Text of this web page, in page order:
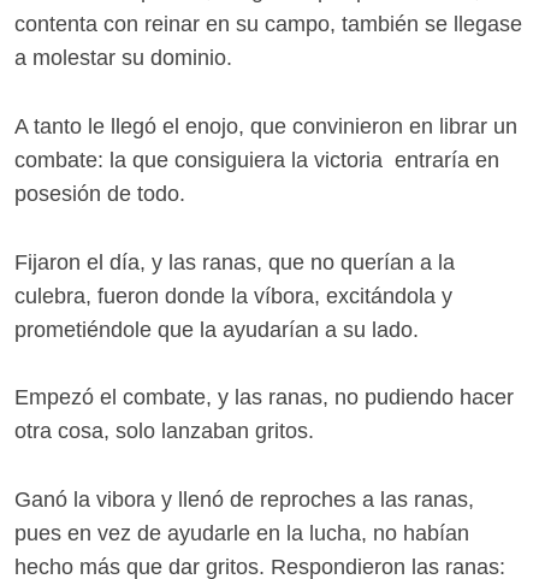
contenta con reinar en su campo, también se llegase
a molestar su dominio.
A tanto le llegó el enojo, que convinieron en librar un
combate: la que consiguiera la victoria entraría en
posesión de todo.
Fijaron el día, y las ranas, que no querían a la
culebra, fueron donde la víbora, excitándola y
prometiéndole que la ayudarían a su lado.
Empezó el combate, y las ranas, no pudiendo hacer
otra cosa, solo lanzaban gritos.
Ganó la vibora y llenó de reproches a las ranas,
pues en vez de ayudarle en la lucha, no habían
hecho más que dar gritos. Respondieron las ranas: